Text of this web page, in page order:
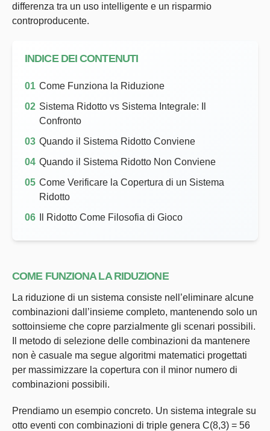
differenza tra un uso intelligente e un risparmio
controproducente.
INDICE DEI CONTENUTI
Come Funziona la Riduzione
Sistema Ridotto vs Sistema Integrale: Il
Confronto
Quando il Sistema Ridotto Conviene
Quando il Sistema Ridotto Non Conviene
Come Verificare la Copertura di un Sistema
Ridotto
Il Ridotto Come Filosofia di Gioco
COME FUNZIONA LA RIDUZIONE
La riduzione di un sistema consiste nell’eliminare alcune
combinazioni dall’insieme completo, mantenendo solo un
sottoinsieme che copre parzialmente gli scenari possibili.
Il metodo di selezione delle combinazioni da mantenere
non è casuale ma segue algoritmi matematici progettati
per massimizzare la copertura con il minor numero di
combinazioni possibili.
Prendiamo un esempio concreto. Un sistema integrale su
otto eventi con combinazioni di triple genera C(8,3) = 56